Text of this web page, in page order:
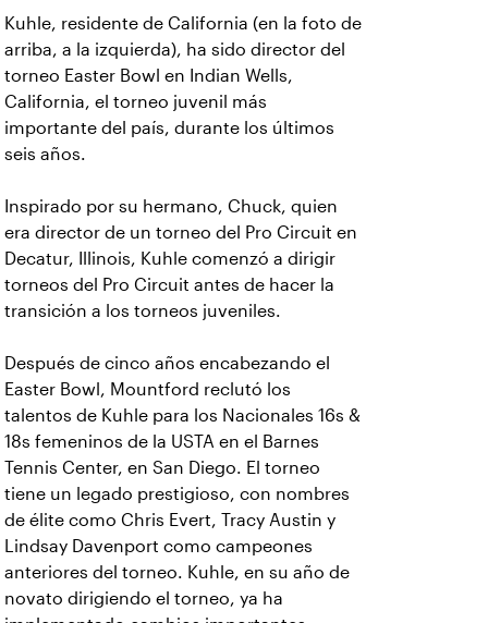
Kuhle, residente de California (en la foto de
arriba, a la izquierda), ha sido director del
torneo Easter Bowl en Indian Wells,
California, el torneo juvenil más
importante del país, durante los últimos
seis años.
Inspirado por su hermano, Chuck, quien
era director de un torneo del Pro Circuit en
Decatur, Illinois, Kuhle comenzó a dirigir
torneos del Pro Circuit antes de hacer la
transición a los torneos juveniles.
Después de cinco años encabezando el
Easter Bowl, Mountford reclutó los
talentos de Kuhle para los Nacionales 16s &
18s femeninos de la USTA en el Barnes
Tennis Center, en San Diego. El torneo
tiene un legado prestigioso, con nombres
de élite como Chris Evert, Tracy Austin y
Lindsay Davenport como campeones
anteriores del torneo. Kuhle, en su año de
novato dirigiendo el torneo, ya ha